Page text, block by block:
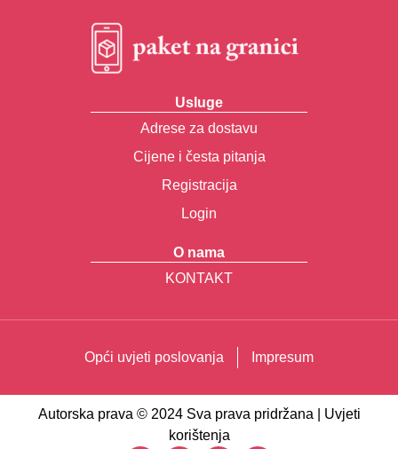
Usluge
Adrese za dostavu
Cijene i česta pitanja
Registracija
Login
O nama
KONTAKT
Opći uvjeti poslovanja Impresum
Autorska prava © 2024 Sva prava pridržana | Uvjeti
korištenja